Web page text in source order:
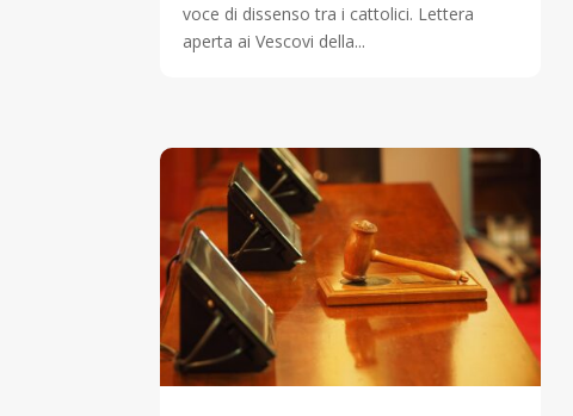
voce di dissenso tra i cattolici. Lettera
aperta ai Vescovi della...